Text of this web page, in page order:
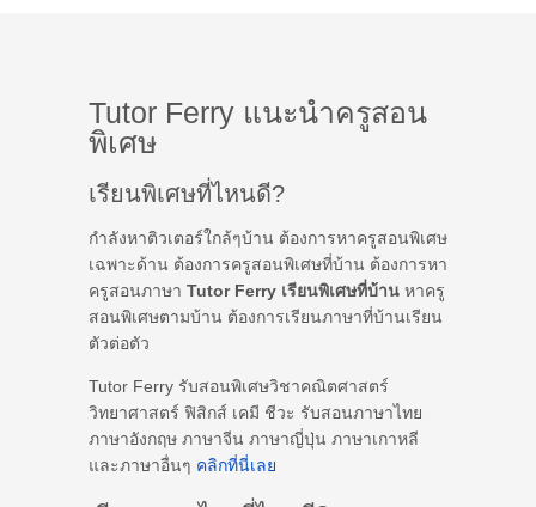
Tutor Ferry แนะนำครูสอน
พิเศษ
เรียนพิเศษที่ไหนดี?
กำลังหาติวเตอร์ใกล้ๆบ้าน ต้องการหาครูสอนพิเศษ
เฉพาะด้าน ต้องการครูสอนพิเศษที่บ้าน ต้องการหา
ครูสอนภาษา Tutor Ferry เรียนพิเศษที่บ้าน หาครู
สอนพิเศษตามบ้าน ต้องการเรียนภาษาที่บ้านเรียน
ตัวต่อตัว
Tutor Ferry รับสอนพิเศษวิชาคณิตศาสตร์
วิทยาศาสตร์ ฟิสิกส์ เคมี ชีวะ รับสอนภาษาไทย
ภาษาอังกฤษ ภาษาจีน ภาษาญี่ปุ่น ภาษาเกาหลี
และภาษาอื่นๆ คลิกที่นี่เลย